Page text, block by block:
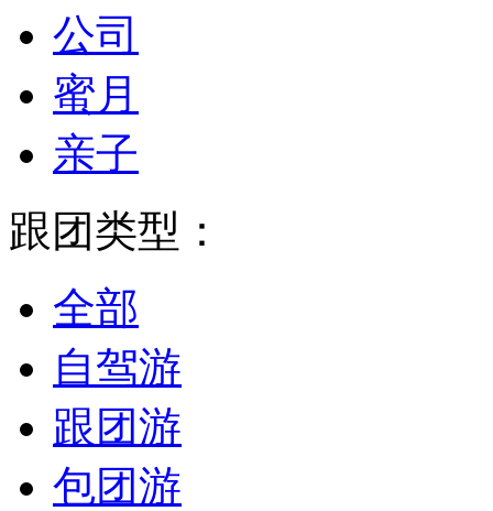
公司
蜜月
亲子
跟团类型：
全部
自驾游
跟团游
包团游